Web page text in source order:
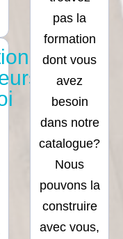
pas la
formation
dont vous
avez
besoin
dans notre
catalogue?
Nous
pouvons la
construire
avec vous,